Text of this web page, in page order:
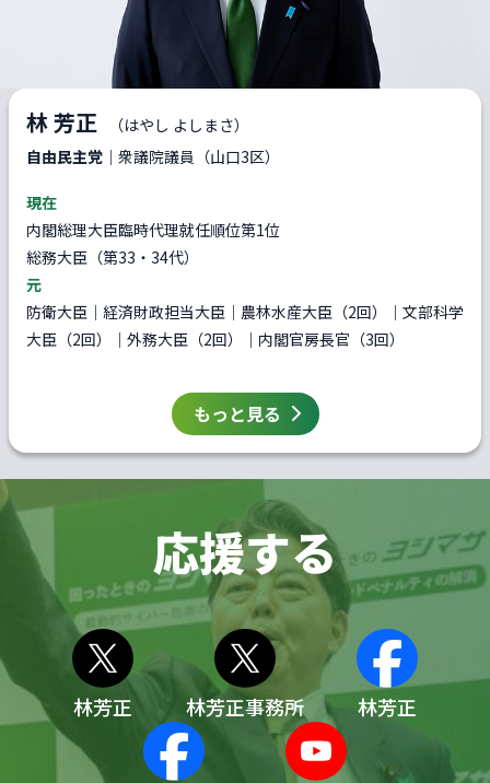
林 芳正
（はやし よしまさ）
自由民主党 ｜衆議院議員（山口3区）
現在
内閣総理大臣臨時代理就任順位第1位
総務大臣（第33・34代）
元
防衛大臣｜経済財政担当大臣｜農林水産大臣（2回）｜文部科学
大臣（2回）｜外務大臣（2回）｜内閣官房長官（3回）
もっと見る
応援する
林芳正 林芳正事務所 林芳正